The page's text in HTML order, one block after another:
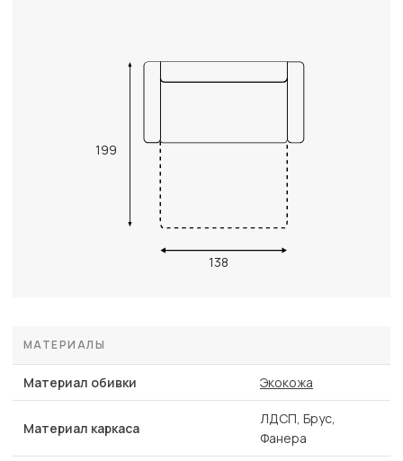
199
138
МАТЕРИАЛЫ
Материал обивки Экокожа
Материал каркаса
ЛДСП, Брус,
Фанера